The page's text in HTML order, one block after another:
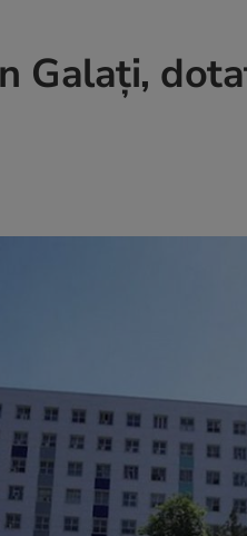
Galați,